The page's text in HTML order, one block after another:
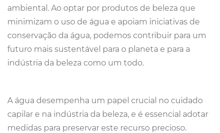
ambiental. Ao optar por produtos de beleza que
minimizam o uso de água e apoiam iniciativas de
conservação da água, podemos contribuir para um
futuro mais sustentável para o planeta e para a
indústria da beleza como um todo.
A água desempenha um papel crucial no cuidado
capilar e na indústria da beleza, e é essencial adotar
medidas para preservar este recurso precioso.